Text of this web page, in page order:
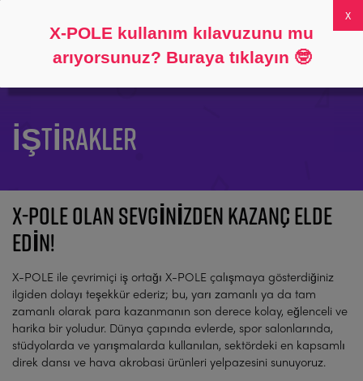
0
İŞTIRAKLER
X-POLE OLAN SEVGINIZDEN KAZANÇ ELDE
EDIN!
X-POLE ile çevrimiçi iş ortağı X-POLE çalışmaya gösterdiğiniz
ilgiden dolayı teşekkür ederiz; bu, yarı zamanlı ya da tam
zamanlı olarak para kazanmanın son derece kolay, eğlenceli ve
harika bir yoludur. Dünya çapında evlerde, spor salonlarında,
stüdyolarda ve yarışmalarda kullanılan, sektördeki en kapsamlı
direk dansı ve hava akrobasi ürünleri yelpazesini sunuyoruz.
X-POLE kullanım kılavuzunu mu
arıyorsunuz? Buraya tıklayın 🤓